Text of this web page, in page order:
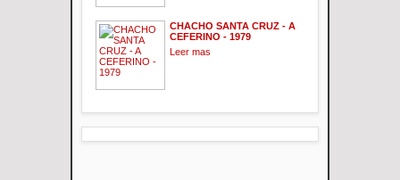
CHACHO SANTA CRUZ - A
CEFERINO - 1979
Leer mas